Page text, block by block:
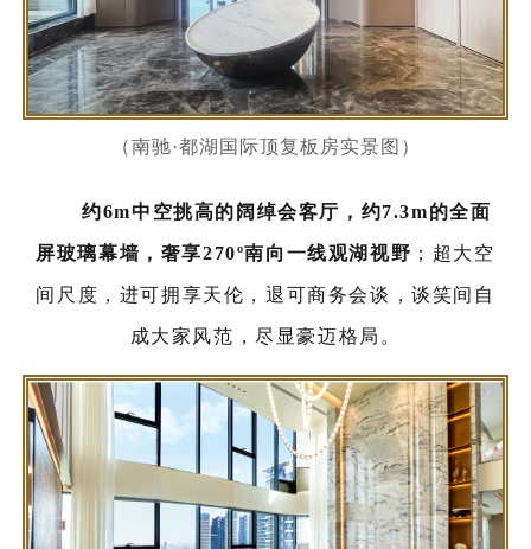
（南驰·都湖国际顶复板房实景图）
约6m中空挑高的阔绰会客厅，约7.3m的全面
屏玻璃幕墙，奢享270º南向一线观湖视野 ；超大空
间尺度，进可拥享天伦，退可商务会谈，谈笑间自
成大家风范，尽显豪迈格局。